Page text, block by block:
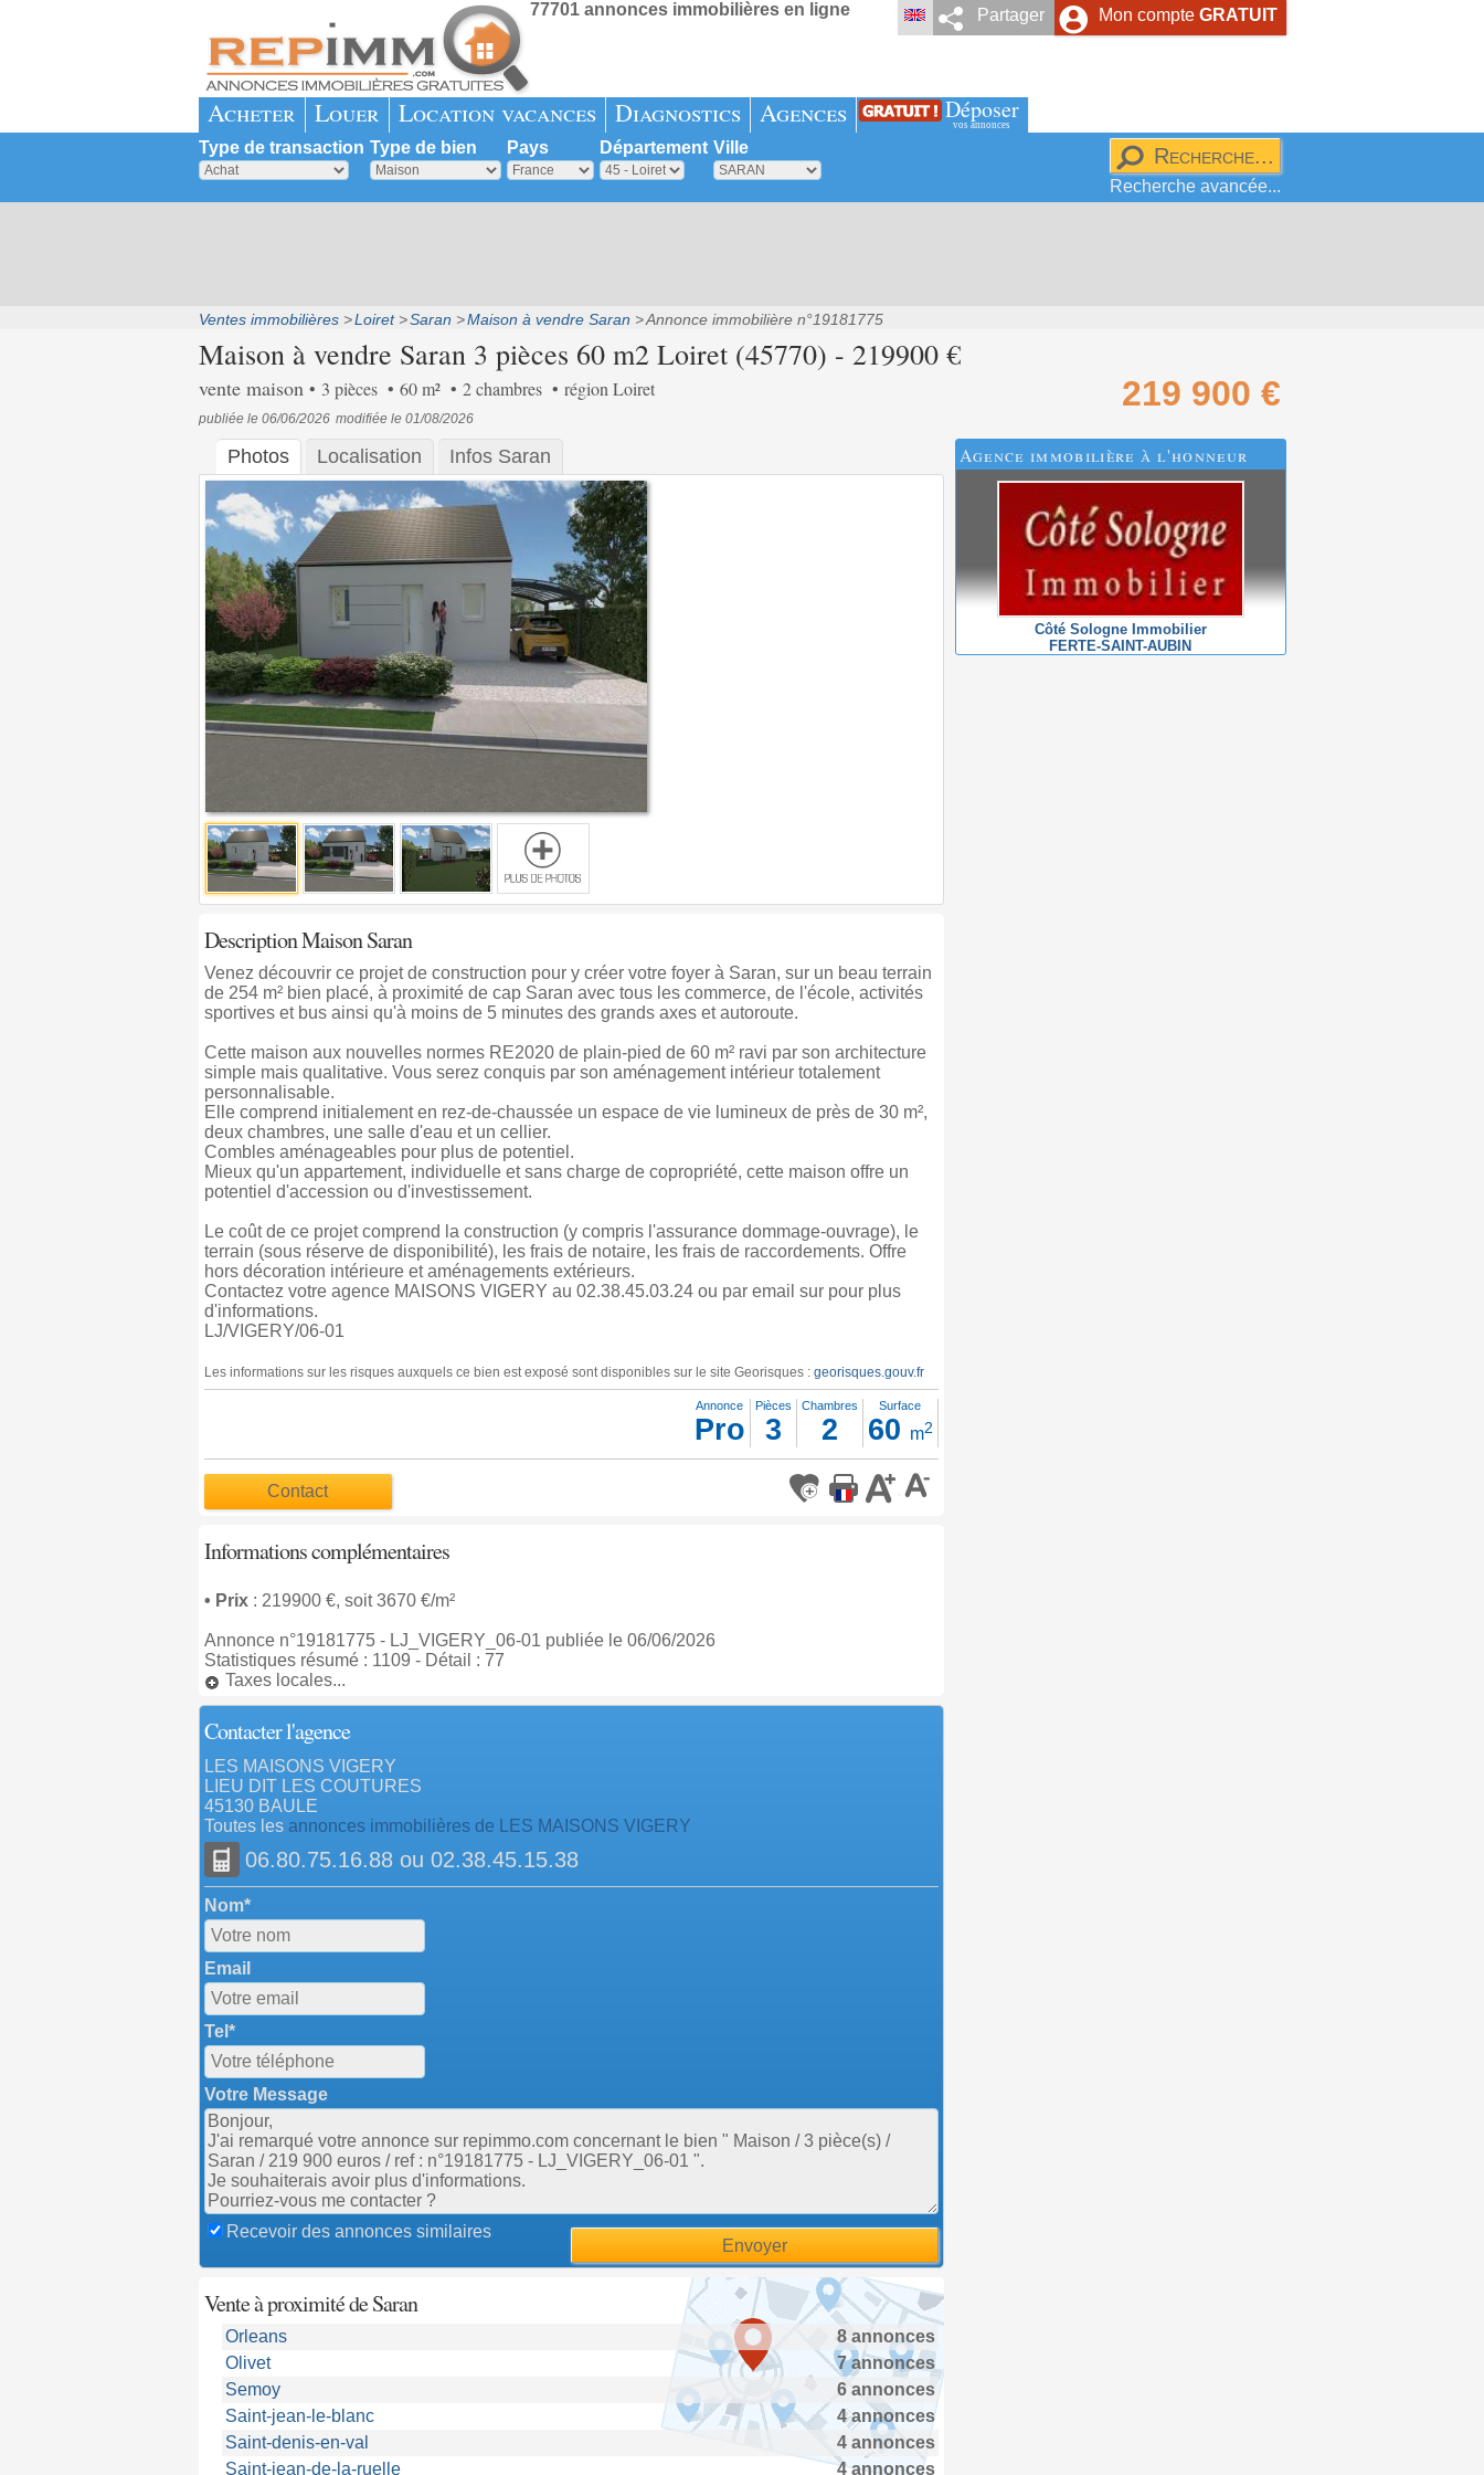
Mon compte GRATUIT
Partager
77701 annonces immobilières en ligne
Acheter Louer Location vacances Diagnostics Agences Déposer
vos annonces
Type de transaction Type de bien Pays Département Ville
Recherche avancée...
Ventes immobilières Loiret Saran Maison à vendre Saran Annonce immobilière n°19181775
Maison à vendre Saran 3 pièces 60 m2 Loiret (45770) - 219900 €
vente maison 3 pièces 60 m² 2 chambres région Loiret 219 900 €
publiée le 06/06/2026 modifiée le 01/08/2026
Photos Localisation Infos Saran
Description Maison Saran
Venez découvrir ce projet de construction pour y créer votre foyer à Saran, sur un beau terrain
de 254 m² bien placé, à proximité de cap Saran avec tous les commerce, de l'école, activités
sportives et bus ainsi qu'à moins de 5 minutes des grands axes et autoroute.
Cette maison aux nouvelles normes RE2020 de plain-pied de 60 m² ravi par son architecture
simple mais qualitative. Vous serez conquis par son aménagement intérieur totalement
personnalisable.
Elle comprend initialement en rez-de-chaussée un espace de vie lumineux de près de 30 m²,
deux chambres, une salle d'eau et un cellier.
Combles aménageables pour plus de potentiel.
Mieux qu'un appartement, individuelle et sans charge de copropriété, cette maison offre un
potentiel d'accession ou d'investissement.
Le coût de ce projet comprend la construction (y compris l'assurance dommage-ouvrage), le
terrain (sous réserve de disponibilité), les frais de notaire, les frais de raccordements. Offre
hors décoration intérieure et aménagements extérieurs.
Contactez votre agence MAISONS VIGERY au 02.38.45.03.24 ou par email sur pour plus
d'informations.
LJ/VIGERY/06-01
Les informations sur les risques auxquels ce bien est exposé sont disponibles sur le site Georisques : georisques.gouv.fr
Annonce
Pro
Pièces
3
Chambres
2
Surface
60 m2
Contact
Informations complémentaires
• Prix : 219900 €, soit 3670 €/m²
Annonce n°19181775 - LJ_VIGERY_06-01 publiée le 06/06/2026
Statistiques résumé : 1109 - Détail : 77
Taxes locales...
Contacter l'agence
LES MAISONS VIGERY
LIEU DIT LES COUTURES
45130 BAULE
Toutes les annonces immobilières de LES MAISONS VIGERY
06.80.75.16.88 ou 02.38.45.15.38
Nom*
Email
Tel*
Votre Message
Recevoir des annonces similaires
Vente à proximité de Saran
Orleans
8 annonces
Olivet
7 annonces
Semoy
6 annonces
Saint-jean-le-blanc
4 annonces
Saint-denis-en-val
4 annonces
Saint-jean-de-la-ruelle
4 annonces
Agence immobilière à l'honneur
Côté Sologne Immobilier
FERTE-SAINT-AUBIN